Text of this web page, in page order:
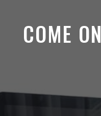
COME